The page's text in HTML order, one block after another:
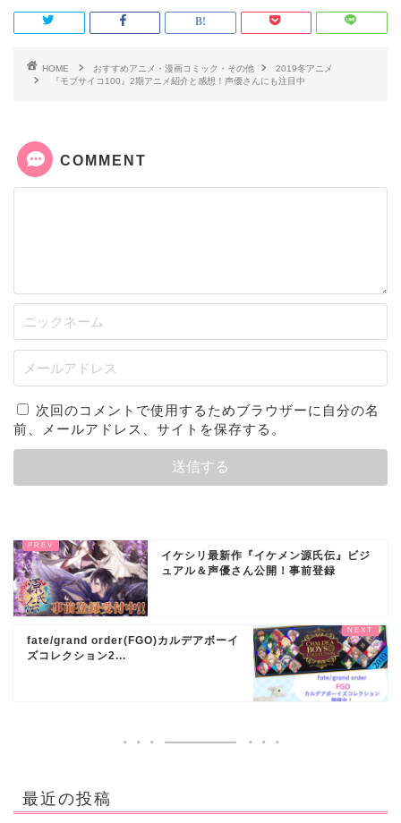
HOME おすすめアニメ・漫画コミック・その他
2019冬アニメ
『モブサイコ100』2期アニメ紹介と感想！声優さんにも注目中
COMMENT
次回のコメントで使用するためブラウザーに自分の名
前、メールアドレス、サイトを保存する。
イケシリ最新作『イケメン源氏伝』ビジ
ュアル＆声優さん公開！事前登録
fate/grand order(FGO)カルデアボーイ
ズコレクション2...
最近の投稿